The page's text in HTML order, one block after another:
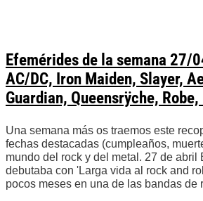
Efemérides de la semana 27/
AC/DC, Iron Maiden, Slayer,
Guardian, Queensrÿche,
Una semana más os traemos este
fechas destacadas (cumpleaños,
mundo del rock y del metal. 27 de abril
debutaba con 'Larga vida al rock and
pocos meses en una de las bandas de